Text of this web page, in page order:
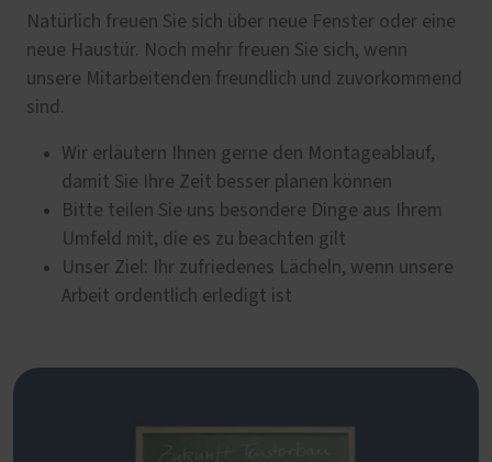
Natürlich freuen Sie sich über neue Fenster oder eine
neue Haustür. Noch mehr freuen Sie sich, wenn
unsere Mitarbeitenden freundlich und zuvorkommend
sind.
Wir erläutern Ihnen gerne den Montageablauf,
damit Sie Ihre Zeit besser planen können
Bitte teilen Sie uns besondere Dinge aus Ihrem
Umfeld mit, die es zu beachten gilt
Unser Ziel: Ihr zufriedenes Lächeln, wenn unsere
Arbeit ordentlich erledigt ist